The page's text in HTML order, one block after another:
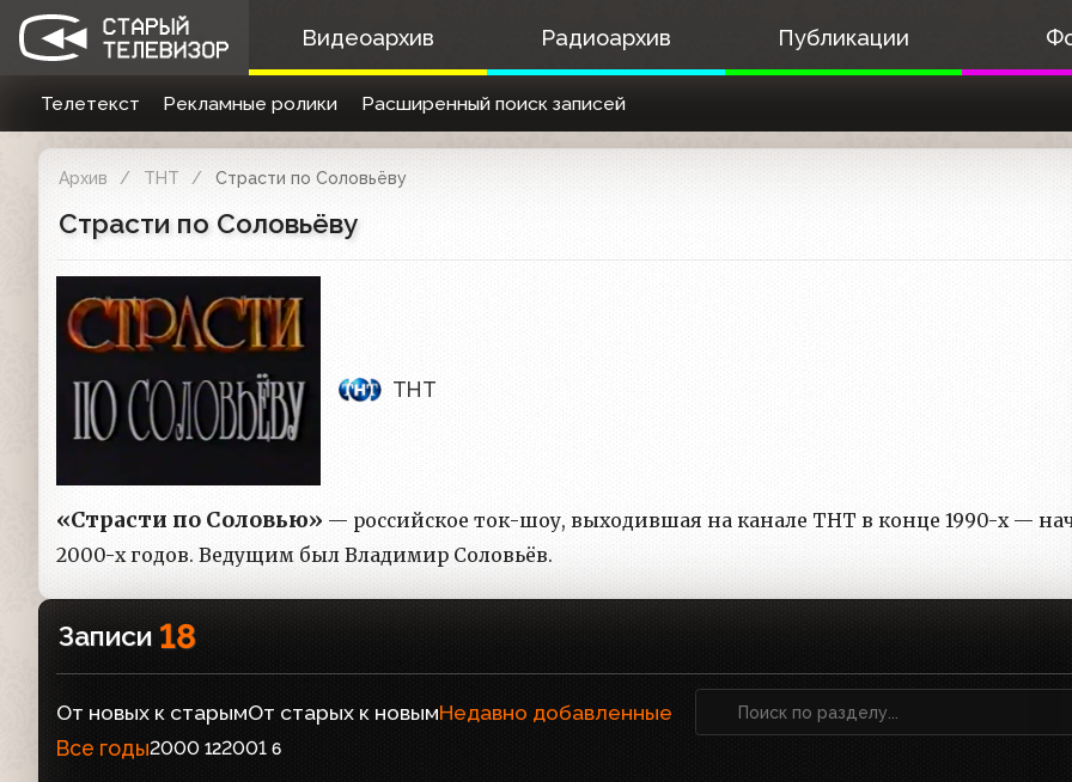
Видеоархив Радиоархив Публикации
Телетекст Рекламные ролики Расширенный поиск записей
Архив ТНТ Страсти по Соловьёву
Страсти по Соловьёву
ТНТ
«Страсти по Соловью» — российское ток-шоу, выходившая на канале ТНТ в конце 1990-х —
2000-х годов. Ведущим был Владимир Соловьёв.
Записи 18
От новых к старымОт старых к новымНедавно добавленные
Все годы2000 122001 6